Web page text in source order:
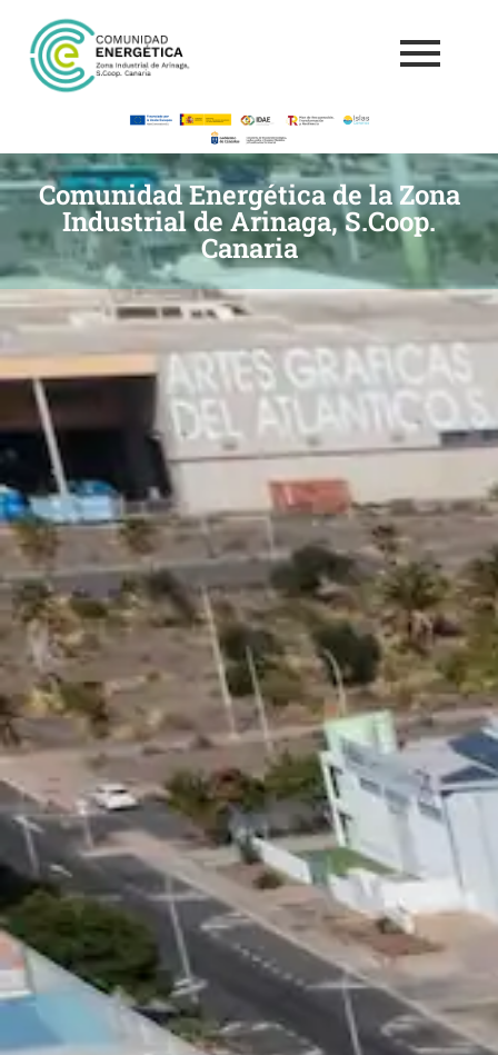
Comunidad Energética de la Zona
Industrial de Arinaga, S.Coop.
Canaria